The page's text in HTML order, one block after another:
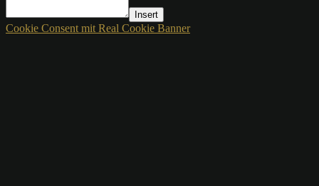
Insert
Cookie Consent mit Real Cookie Banner